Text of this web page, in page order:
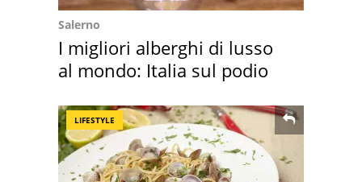
Salerno
I migliori alberghi di lusso
al mondo: Italia sul podio
LIFESTYLE